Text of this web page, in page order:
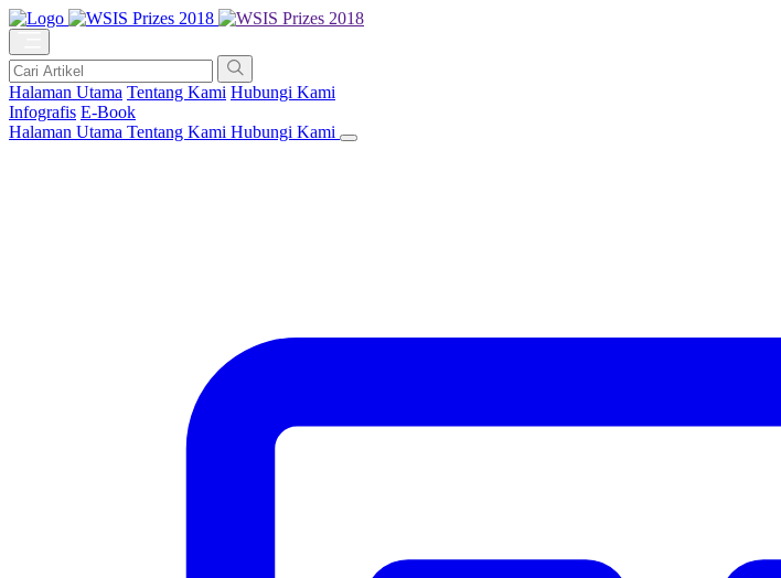
Halaman Utama Tentang Kami Hubungi Kami
Infografis E-Book
Halaman Utama Tentang Kami Hubungi Kami